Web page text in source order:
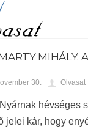
MIHÁLY:
30. Olvasat
hévséges
jelei kár, hogy